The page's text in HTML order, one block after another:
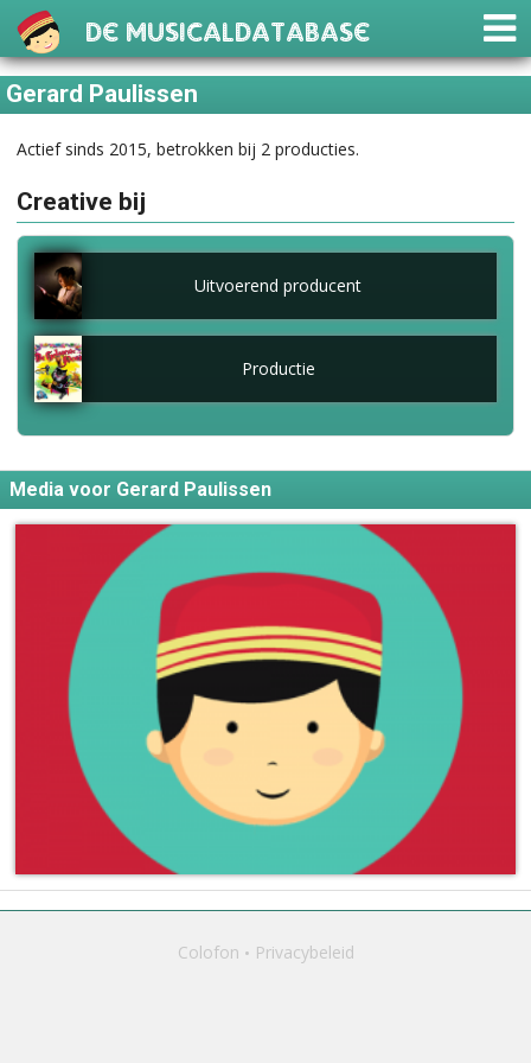
De Musicaldatabase
Gerard Paulissen
Actief sinds 2015, betrokken bij 2 producties.
Creative bij
Uitvoerend producent
Productie
Media voor Gerard Paulissen
Colofon Privacybeleid